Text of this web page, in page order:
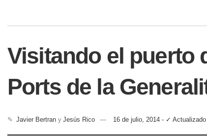
Visitando el puerto
Ports de la
✎ Javier Bertran y Jesús Rico 16 de julio, 2014 - ✓